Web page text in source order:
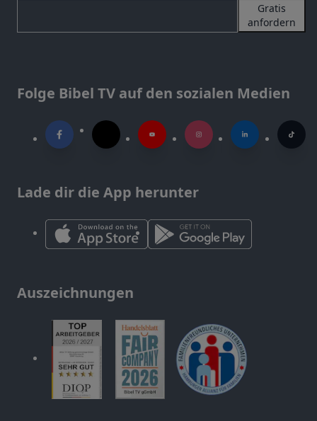
Gratis
anfordern
Folge Bibel TV auf den sozialen Medien
Lade dir die App herunter
Auszeichnungen